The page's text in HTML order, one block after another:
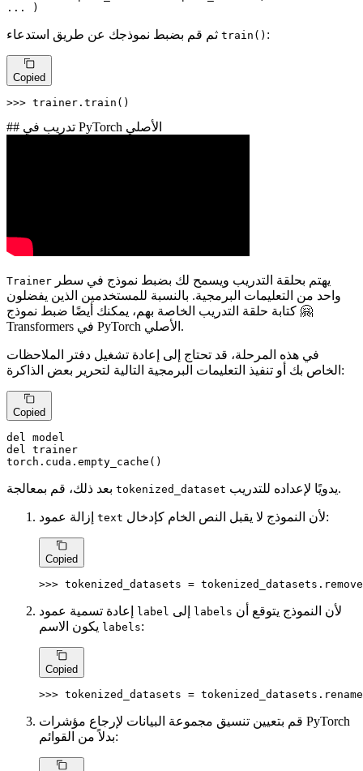
...
)
train() :
Copied
>>> trainer.train()
## تدريب في PyTorch الأصلي
Trainer
واحد من التعليمات البرمجية. بالنسبة للمستخدمين الذين يفضلون
كتابة حلقة التدريب الخاصة بهم، يمكنك أيضًا ضبط نموذج 🤗
Transformers في PyTorch الأصلي.
في هذه المرحلة، قد تحتاج إلى إعادة تشغيل دفتر الملاحظات
الخاص بك أو تنفيذ التعليمات البرمجية التالية لتحرير بعض الذاكرة:
Copied
del
del
trainer
torch.cuda.empty_cache()
tokenized_dataset يدويًا لإعداده للتدريب.
text لأن النموذج لا يقبل النص الخام كإدخال:
Copied
>>> tokenized_datasets =
label labels
labels:
Copied
>>> tokenized_datasets =
قم بتعيين تنسيق مجموعة البيانات لإرجاع مؤشرات PyTorch
بدلاً من القوائم: